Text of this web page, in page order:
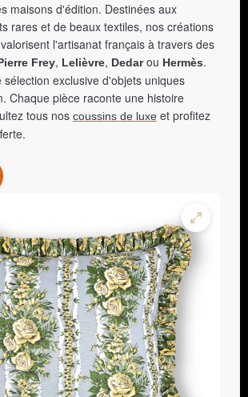
maisons d'édition. Destinées aux
rares et de beaux textiles, nos créations
l'artisanat français à travers des
Frey, Lelièvre, Dedarou Hermès.
sélection exclusive d'objets uniques
Chaque pièce raconte une histoire
tous nos coussins de luxe et profitez